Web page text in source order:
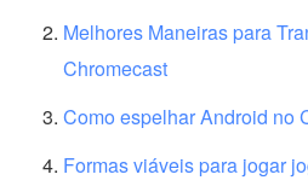
Melhores Maneiras para
Chromecast
Como espelhar Android no
Formas viáveis ​​para jogar